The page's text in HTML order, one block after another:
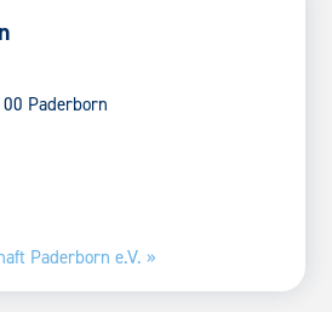
Paderborn
Paderborn e.V. »